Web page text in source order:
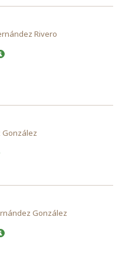
Rivero
González
González